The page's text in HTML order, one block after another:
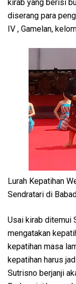
kirab yang berisi
diserang para
IV , Gamelan,
Lurah Kepatihan
Sendratari di
Usai kirab ditemui
mengatakan
kepatihan masa
kepatihan harus
Sutrisno berjanji